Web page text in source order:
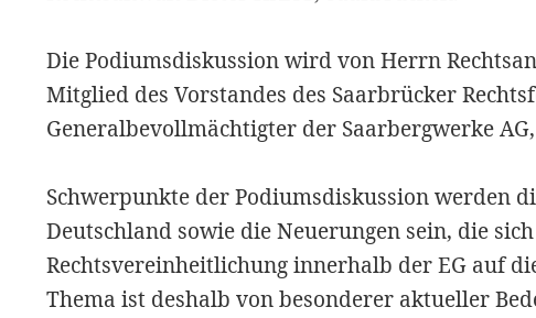
Die Podiumsdiskussion wird von Herrn
Mitglied des Vorstandes des Saarbrücker
Generalbevollmächtigter der Saarbergwerke
Schwerpunkte der Podiumsdiskussion werden
Deutschland sowie die Neuerungen sein, die
Rechtsvereinheitlichung innerhalb der EG auf
Thema ist deshalb von besonderer aktueller